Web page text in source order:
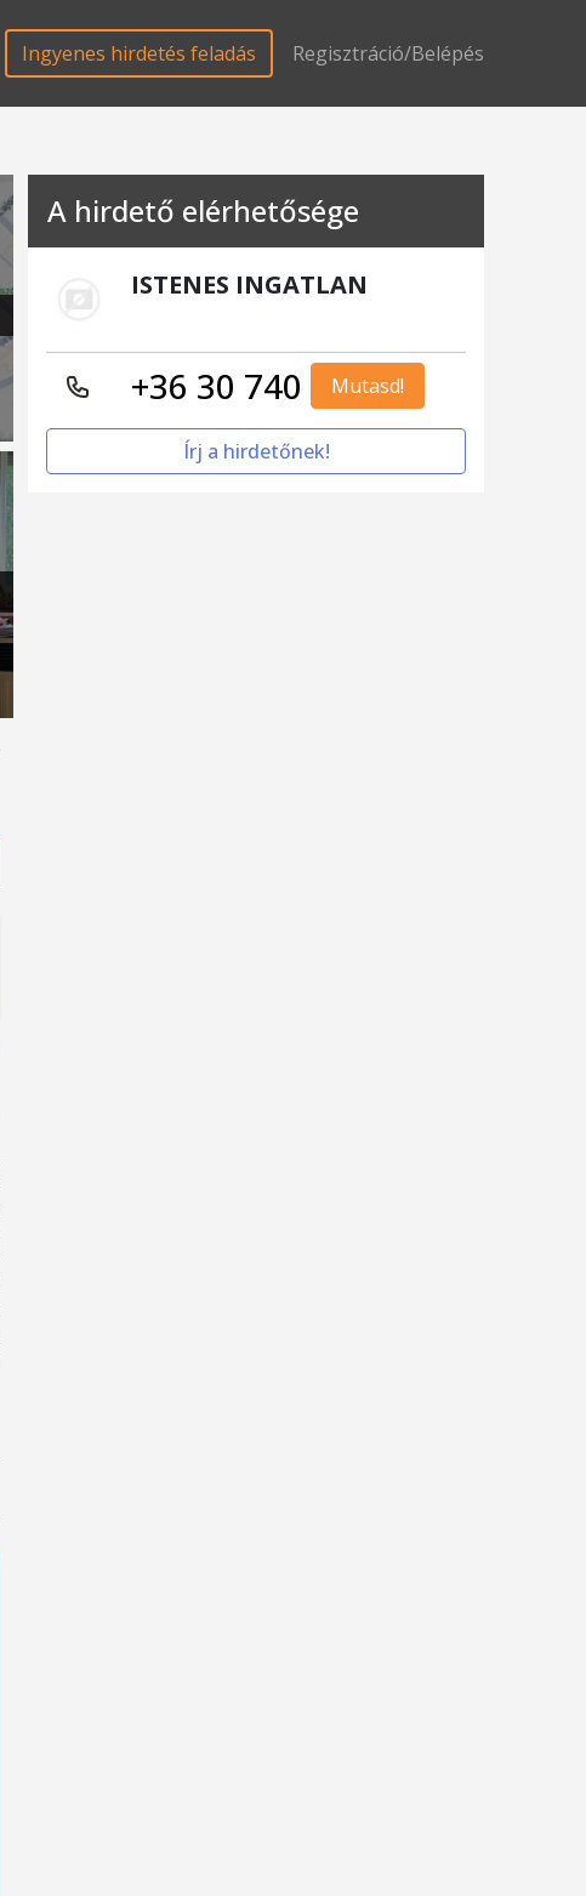
Ingyenes hirdetés feladás Regisztráció/Belépés
A hirdető elérhetősége
ISTENES INGATLAN
+36 30 740 Mutasd!
Írj a hirdetőnek!